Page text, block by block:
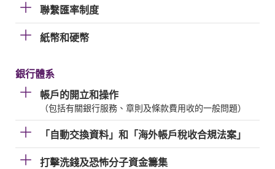
聯繫匯率制度
紙幣和硬幣
銀行體系
帳戶的開立和操作
（包括有關銀行服務、章則及條款費用收的一般問題）
「自動交換資料」和「海外帳戶稅收合規法案」
打擊洗錢及恐怖分子資金籌集